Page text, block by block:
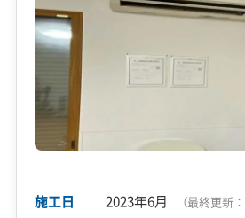
施工日 2023年6月 （最終更新：